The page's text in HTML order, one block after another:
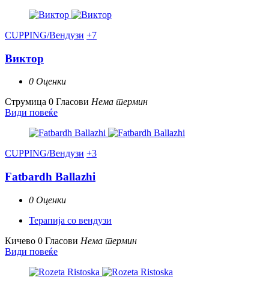
CUPPING/Вендузи +7
Виктор
0 Оценки
Струмица 0 Гласови Нема термин
Види повеќе
CUPPING/Вендузи +3
Fatbardh Ballazhi
0 Оценки
Терапија со вендузи
Кичево 0 Гласови Нема термин
Види повеќе